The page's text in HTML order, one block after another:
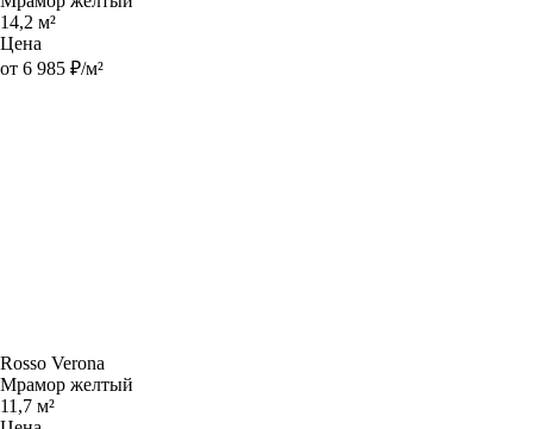
14,2 м²
Цена
от 6 985 ₽/м²
Rosso Verona
Мрамор желтый
11,7 м²